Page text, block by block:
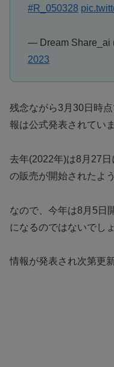
#R_050328
— Dream Share_ai
2023
残念ながら3月30日時
報は公式発表されてい
去年(2022年)は8月27
の販売が開始されたよう
なので、今年は8月5日
になるのではないでし
情報が発表され次第更